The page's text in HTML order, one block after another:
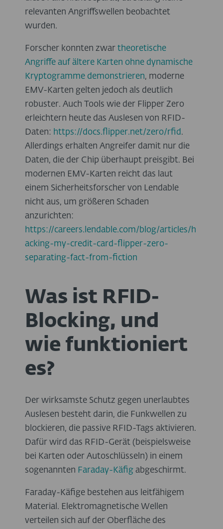
relevanten Angriffswellen beobachtet
wurden.
Forscher konnten zwar theoretische
Angriffe auf ältere Karten ohne dynamische
Kryptogramme demonstrieren, moderne
EMV-Karten gelten jedoch als deutlich
robuster. Auch Tools wie der Flipper Zero
erleichtern heute das Auslesen von RFID-
Daten: https://docs.flipper.net/zero/rfid .
Allerdings erhalten Angreifer damit nur die
Daten, die der Chip überhaupt preisgibt. Bei
modernen EMV-Karten reicht das laut
einem Sicherheitsforscher von Lendable
nicht aus, um größeren Schaden
anzurichten:
https://careers.lendable.com/blog/articles/h
acking-my-credit-card-flipper-zero-
separating-fact-from-fiction
Was ist RFID-
Blocking, und
wie funktioniert
es?
Der wirksamste Schutz gegen unerlaubtes
Auslesen besteht darin, die Funkwellen zu
blockieren, die passive RFID-Tags aktivieren.
Dafür wird das RFID-Gerät (beispielsweise
bei Karten oder Autoschlüsseln) in einem
sogenannten Faraday-Käfig abgeschirmt.
Faraday-Käfige bestehen aus leitfähigem
Material. Elektromagnetische Wellen
verteilen sich auf der Oberfläche des